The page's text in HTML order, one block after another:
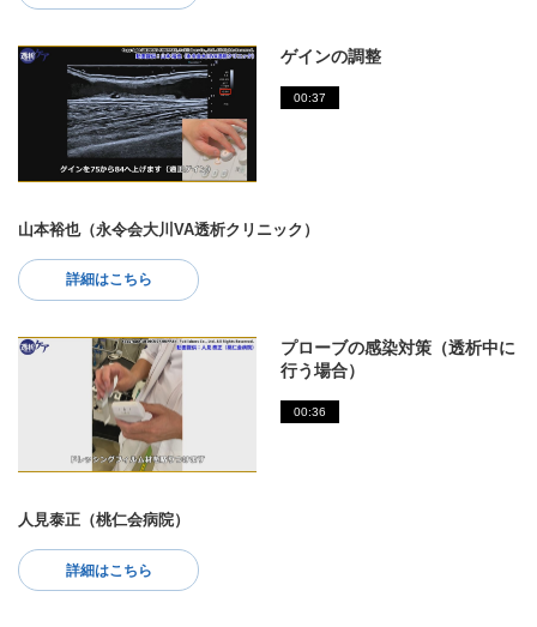
ゲインの調整
00:37
山本裕也（永令会大川VA透析クリニック）
詳細はこちら
プローブの感染対策（透析中に
行う場合）
00:36
人見泰正（桃仁会病院）
詳細はこちら